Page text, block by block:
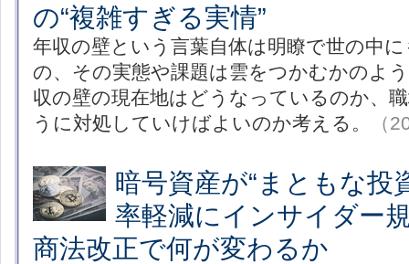
の“複雑すぎる実情”
年収の壁という言葉自体は明瞭で世の中
の、その実態や課題は雲をつかむかのよ
収の壁の現在地はどうなっているのか、
うに対処していけばよいのか考える。
（
暗号資産が“まともな
率軽減にインサイダー
商法改正で何が変わるか